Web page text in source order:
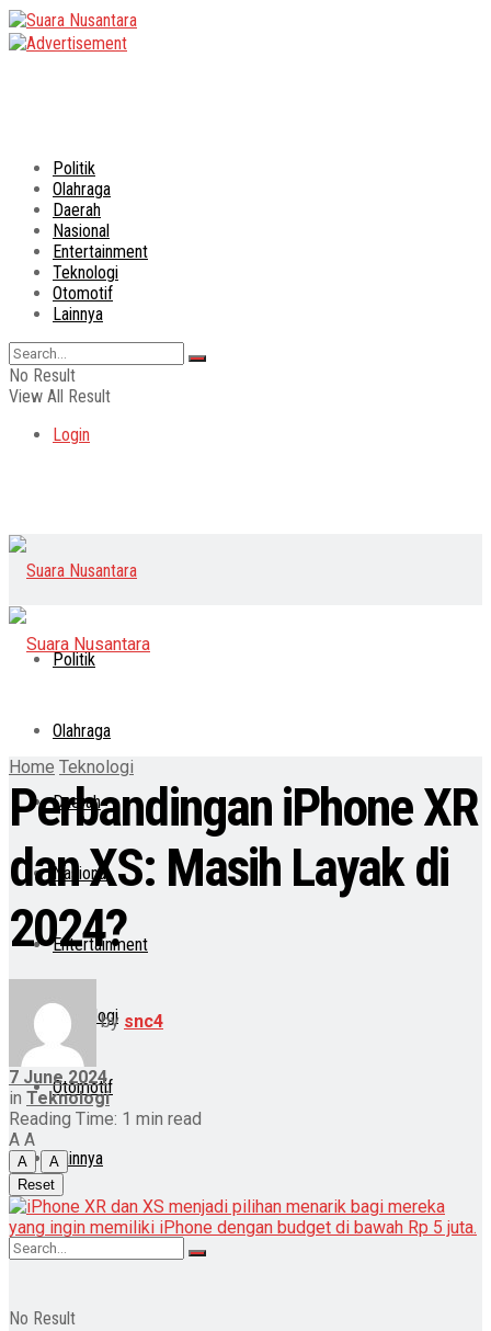
Politik
Olahraga
Daerah
Nasional
Entertainment
Teknologi
Otomotif
Lainnya
No Result
View All Result
Login
Politik
Olahraga
Daerah
Nasional
Entertainment
Teknologi
Otomotif
Lainnya
No Result
Home Teknologi
Perbandingan iPhone XR
dan XS: Masih Layak di
2024?
by snc4
7 June 2024
in Teknologi
Reading Time: 1 min read
A A
A
A
Reset